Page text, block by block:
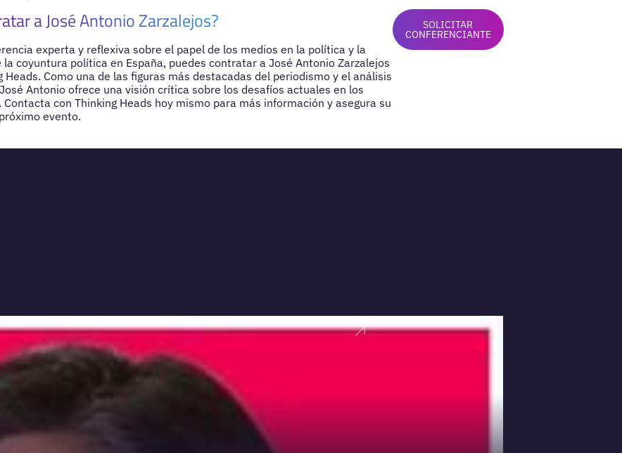
a José Antonio Zarzalejos?
experta y reflexiva sobre el papel de los medios en la política y la
coyuntura política en España, puedes contratar a José Antonio Zarzalejos
Heads. Como una de las figuras más destacadas del periodismo y el análisis
Antonio ofrece una visión crítica sobre los desafíos actuales en los
con Thinking Heads hoy mismo para más información y asegura su
evento.
SOLICITAR
CONFERENCIANTE